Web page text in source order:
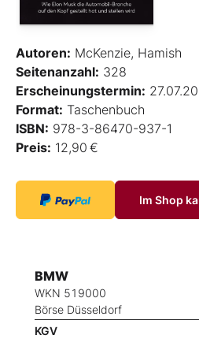
Autoren: McKenzie, Hamish
Seitenanzahl: 328
Erscheinungstermin:
Format: Taschenbuch
ISBN: 978-3-86470-937-1
Preis: 12,90 €
Im Shop
BMW
WKN 519000
Börse Düsseldorf
KGV